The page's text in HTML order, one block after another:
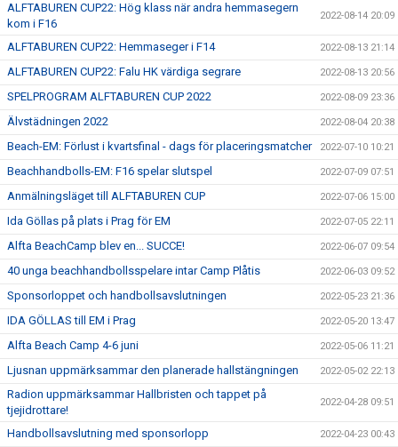
ALFTABUREN CUP22: Hög klass när andra hemmasegern
kom i F16
2022-08-14 20:09
ALFTABUREN CUP22: Hemmaseger i F14 2022-08-13 21:14
ALFTABUREN CUP22: Falu HK värdiga segrare 2022-08-13 20:56
SPELPROGRAM ALFTABUREN CUP 2022 2022-08-09 23:36
Älvstädningen 2022 2022-08-04 20:38
Beach-EM: Förlust i kvartsfinal - dags för placeringsmatcher 2022-07-10 10:21
Beachhandbolls-EM: F16 spelar slutspel 2022-07-09 07:51
Anmälningsläget till ALFTABUREN CUP 2022-07-06 15:00
Ida Göllas på plats i Prag för EM 2022-07-05 22:11
Alfta BeachCamp blev en... SUCCE! 2022-06-07 09:54
40 unga beachhandbollsspelare intar Camp Plåtis 2022-06-03 09:52
Sponsorloppet och handbollsavslutningen 2022-05-23 21:36
IDA GÖLLAS till EM i Prag 2022-05-20 13:47
Alfta Beach Camp 4-6 juni 2022-05-06 11:21
Ljusnan uppmärksammar den planerade hallstängningen 2022-05-02 22:13
Radion uppmärksammar Hallbristen och tappet på
tjejidrottare!
2022-04-28 09:51
Handbollsavslutning med sponsorlopp 2022-04-23 00:43